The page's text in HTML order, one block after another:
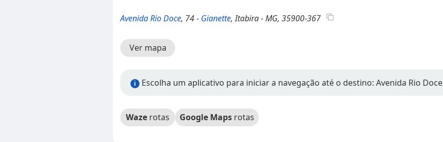
Avenida Rio Doce, 74 - Gianette, Itabira - MG, 35900-367
Ver mapa
i Escolha um aplicativo para iniciar a navegação até o destino: Avenida Rio Doce
Waze rotas Google Maps rotas